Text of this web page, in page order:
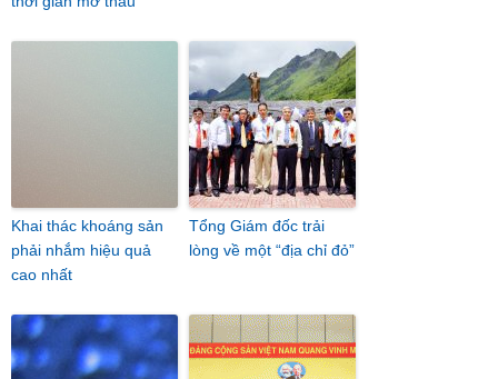
Khai thác khoáng sản
phải nhắm hiệu quả
cao nhất
Tổng Giám đốc trải
lòng về một “địa chỉ đỏ”